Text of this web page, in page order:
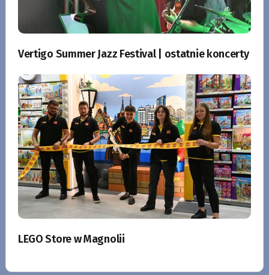
Vertigo Summer Jazz Festival | ostatnie koncerty
LEGO Store w Magnolii